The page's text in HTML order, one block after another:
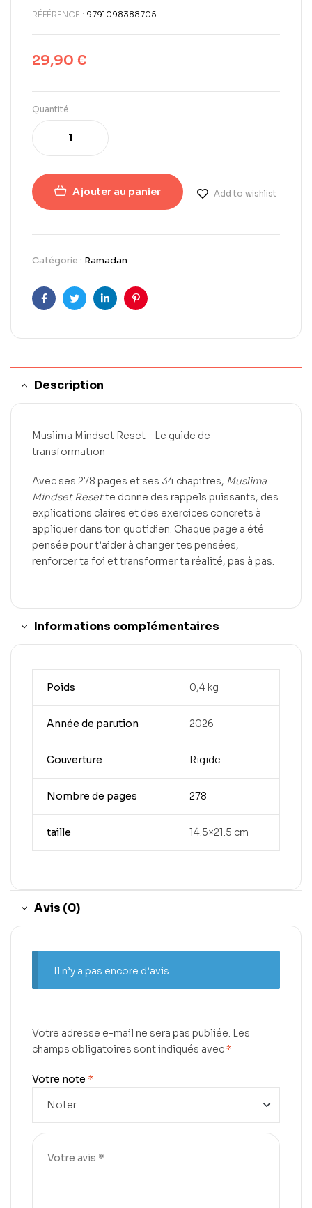
RÉFÉRENCE : 9791098388705
29,90 €
Quantité
Ajouter au panier Add to wishlist
Catégorie : Ramadan
FacebookTwitterLinkedInPinterest
Description
Muslima Mindset Reset – Le guide de
transformation
Avec ses 278 pages et ses 34 chapitres, Muslima
Mindset Resette donne des rappels puissants, des
explications claires et des exercices concrets à
appliquer dans ton quotidien. Chaque page a été
pensée pour t’aider à changer tes pensées,
renforcer ta foi et transformer ta réalité, pas à pas.
Informations complémentaires
Poids 0,4 kg
Année de parution 2026
Couverture Rigide
Nombre de pages 278
taille 14.5×21.5 cm
Avis (0)
Il n’y a pas encore d’avis.
Votre adresse e-mail ne sera pas publiée. Les
champs obligatoires sont indiqués avec*
Votre note *